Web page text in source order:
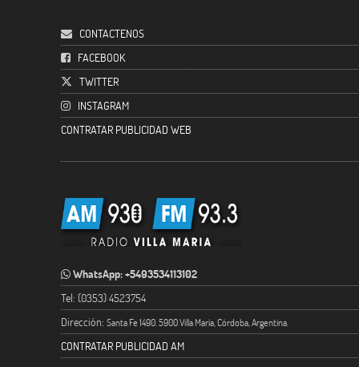
CONTACTENOS
FACEBOOK
TWITTER
INSTAGRAM
CONTRATAR PUBLICIDAD WEB
WhatsApp: +5493534113102
Tel: (0353) 4523754
Dirección: Santa Fe 1490. 5900 Villa María, Córdoba, Argentina.
CONTRATAR PUBLICIDAD AM